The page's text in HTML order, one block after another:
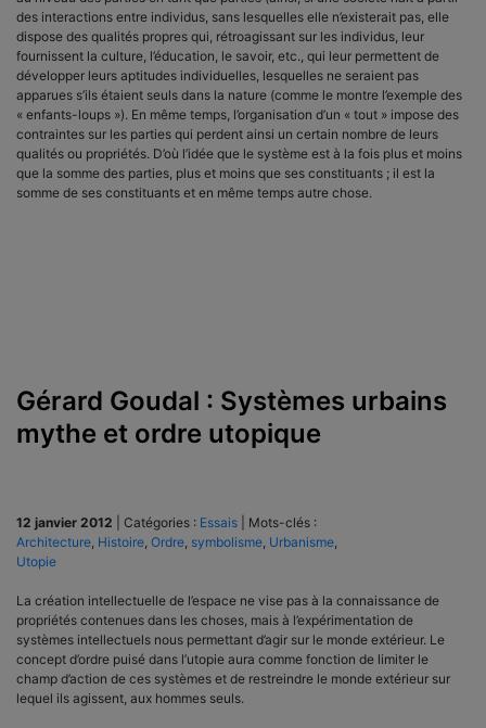
des interactions entre individus, sans lesquelles elle n’existerait pas, elle
dispose des qualités propres qui, rétroagissant sur les individus, leur
fournissent la culture, l’éducation, le savoir, etc., qui leur permettent de
développer leurs aptitudes individuelles, lesquelles ne seraient pas
apparues s’ils étaient seuls dans la nature (comme le montre l’exemple des
« enfants-loups »). En même temps, l’organisation d’un « tout » impose des
contraintes sur les parties qui perdent ainsi un certain nombre de leurs
qualités ou propriétés. D’où l’idée que le système est à la fois plus et moins
que la somme des parties, plus et moins que ses constituants ; il est la
somme de ses constituants et en même temps autre chose.
Gérard Goudal : Systèmes urbains
mythe et ordre utopique
12 janvier 2012 Catégories : Essais
Mots-clés :
Architecture, Histoire, Ordre, symbolisme, Urbanisme,
Utopie
La création intellectuelle de l’espace ne vise pas à la connaissance de
propriétés contenues dans les choses, mais à l’expérimentation de
systèmes intellectuels nous permettant d’agir sur le monde extérieur. Le
concept d’ordre puisé dans l’utopie aura comme fonction de limiter le
champ d’action de ces systèmes et de restreindre le monde extérieur sur
lequel ils agissent, aux hommes seuls.